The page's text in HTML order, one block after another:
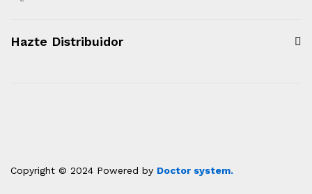
Hazte Distribuidor
Copyright © 2024 Powered by Doctor system.